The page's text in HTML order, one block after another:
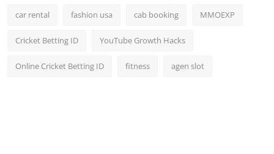
car rental fashion usa cab booking MMOEXP
Cricket Betting ID YouTube Growth Hacks
Online Cricket Betting ID fitness agen slot